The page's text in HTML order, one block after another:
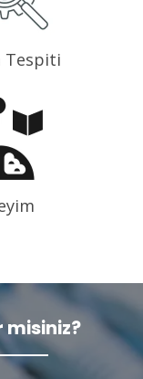
Tespiti
misiniz?